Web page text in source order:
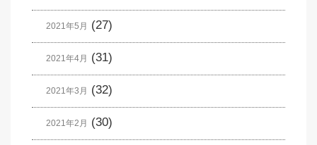
2021年5月 (27)
2021年4月 (31)
2021年3月 (32)
2021年2月 (30)